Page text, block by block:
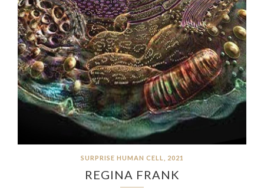
SURPRISE HUMAN CELL, 2021
REGINA FRANK